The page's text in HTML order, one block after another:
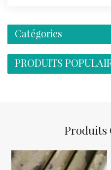
Catégories
PRODUITS
Produits